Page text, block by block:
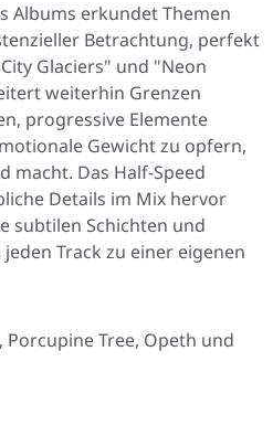
Albums erkundet Themen
Betrachtung, perfekt
Glaciers" und "Neon
weiterhin Grenzen
progressive Elemente
Gewicht zu opfern,
macht. Das Half-Speed
Details im Mix hervor
subtilen Schichten und
Track zu einer eigenen
Porcupine Tree, Opeth und